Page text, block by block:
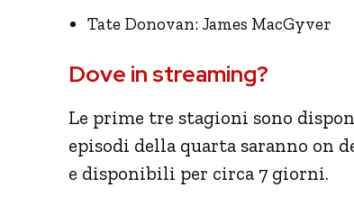
Tate Donovan: James MacGyver
Dove in streaming?
Le prime tre stagioni sono
episodi della quarta saranno on
e disponibili per circa 7 giorni.